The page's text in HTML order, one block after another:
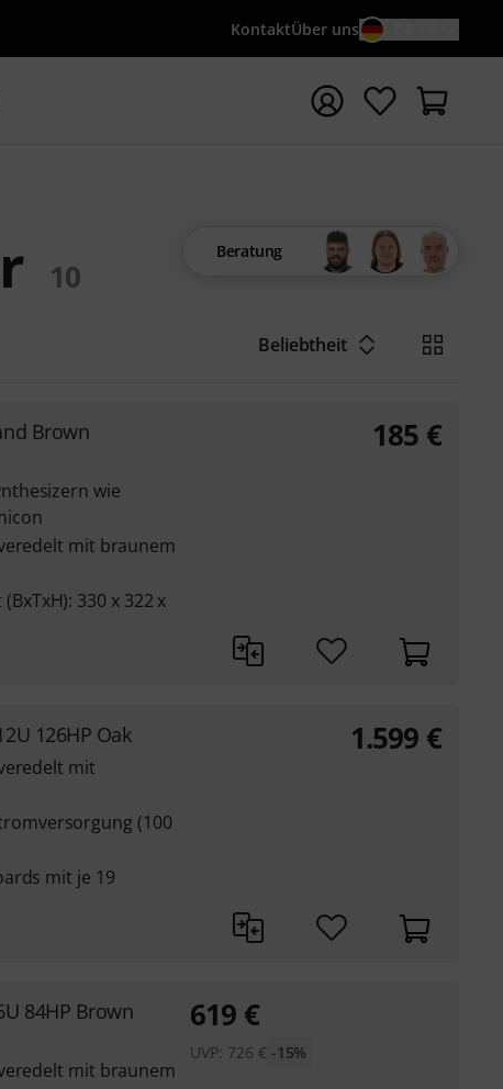
KontaktÜber uns
mit Suchwort {searchTerm} starten
10
Beratung
Beliebtheit
Brown
wie
mit braunem
330 x 322 x
185 €
126HP Oak
mit
(100
mit je 19
1.599 €
84HP Brown
mit braunem
619 €
UVP: 726 € -15%